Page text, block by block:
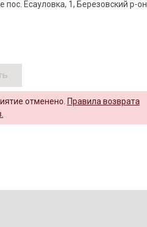
пос. Есауловка, 1, Березовский р-он
отменено. Правила возврата